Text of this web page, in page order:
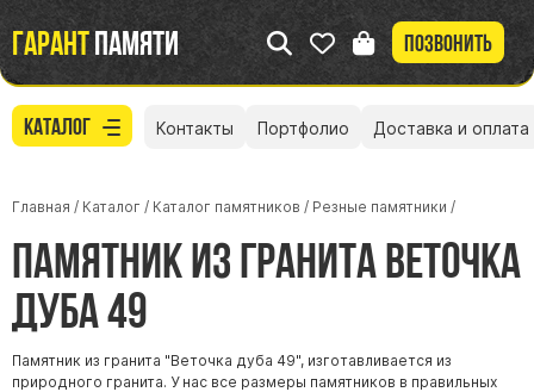
Гарантпамяти Позвонить
Каталог Контакты Портфолио Доставка и оплата
Главная / Каталог / Каталог памятников / Резные памятники /
Памятник из гранита Веточка
дуба 49
Памятник из гранита "Веточка дуба 49", изготавливается из
природного гранита. У нас все размеры памятников в правильных